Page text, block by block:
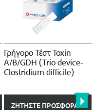
Γρήγορο Τέστ Toxin
A/B/GDH (Trio device-
Clostridium difficile)
ΖΗΤΉΣΤΕ ΠΡΟΣΦΟΡΆ